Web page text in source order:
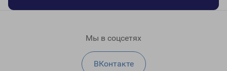
Мы в соцсетях
ВКонтакте